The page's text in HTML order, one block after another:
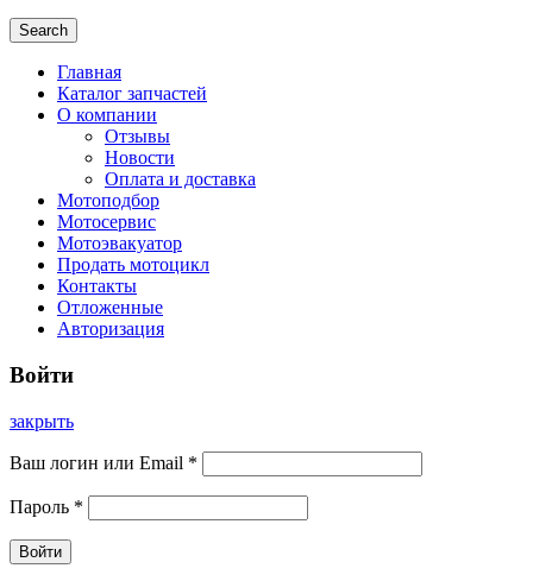
Search
Главная
Каталог запчастей
О компании
Отзывы
Новости
Оплата и доставка
Мотоподбор
Мотосервис
Мотоэвакуатор
Продать мотоцикл
Контакты
Отложенные
Авторизация
Войти
закрыть
Ваш логин или Email *
Пароль *
Войти